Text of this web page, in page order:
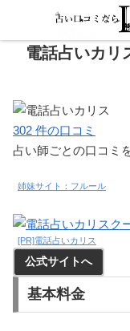
電話占いカリ
302 件の口コミ
占い師ごとの口コミ
姉妹サイト：フルール
[PR]電話占いカリス
公式サイトへ
基本料金